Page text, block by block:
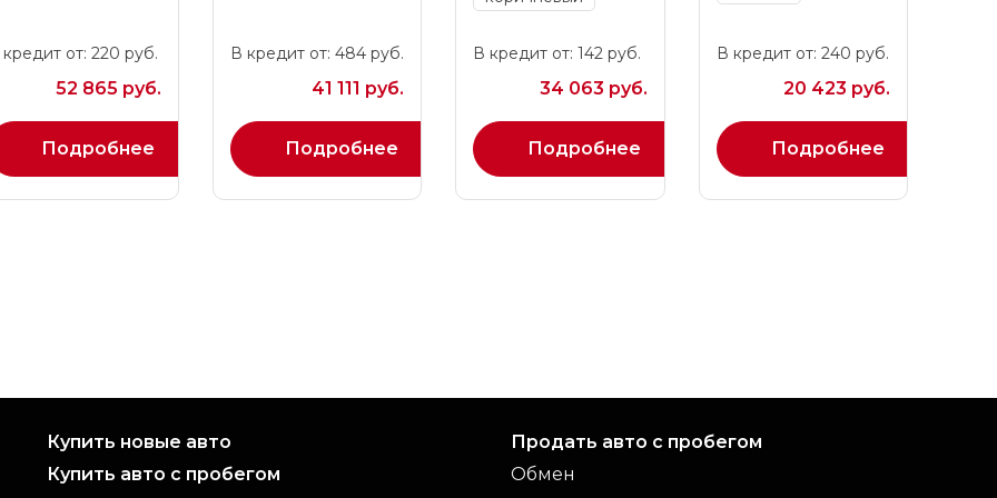
от: 220 руб.
52 865 руб.
Подробнее
В кредит от: 484 руб.
41 111 руб.
Подробнее
В кредит от: 142 руб.
34 063 руб.
Подробнее
В кредит от: 240 руб.
20 423 руб.
Подробнее
Купить новые авто
Купить авто с пробегом
Продать авто с пробегом
Обмен